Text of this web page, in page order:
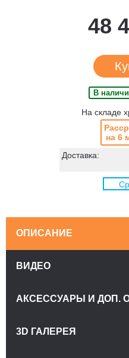
48
В
На складе
на 6
Доставка:
ОПИСАНИЕ
ВИДЕО
АКСЕССУАРЫ И ДОП.
3D ГАЛЕРЕЯ